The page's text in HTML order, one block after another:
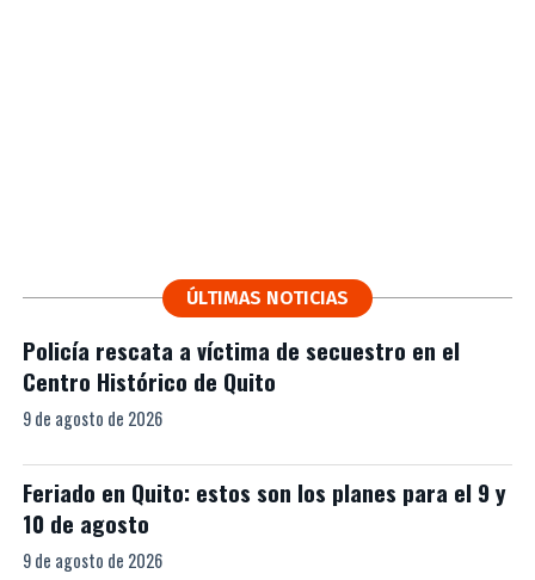
ÚLTIMAS NOTICIAS
Policía rescata a víctima de secuestro en el
Centro Histórico de Quito
9 de agosto de 2026
Feriado en Quito: estos son los planes para el 9 y
10 de agosto
9 de agosto de 2026